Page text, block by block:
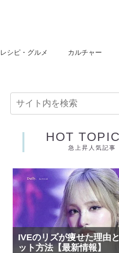
レシピ・グルメ カルチャー
HOT
急上昇人気記事
IVEのリズが痩せた理由
ット方法【最新情報】